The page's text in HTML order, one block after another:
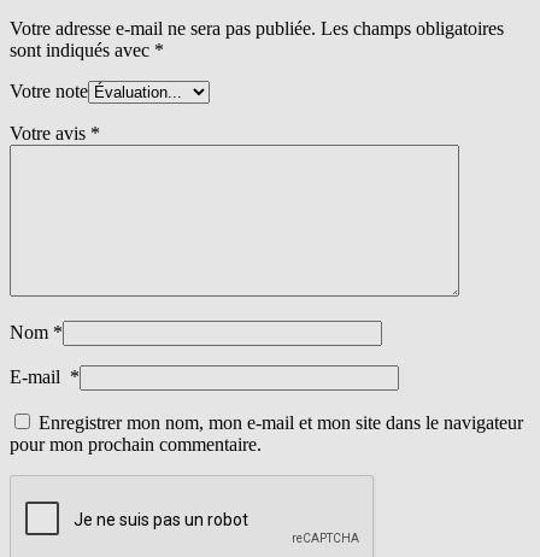
Votre adresse e-mail ne sera pas publiée. Les champs obligatoires
sont indiqués avec *
Votre note
Votre avis *
Nom *
E-mail *
Enregistrer mon nom, mon e-mail et mon site dans le navigateur
pour mon prochain commentaire.